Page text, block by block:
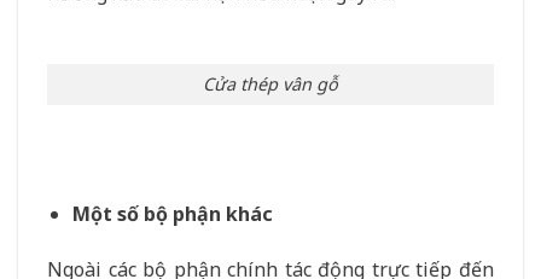
Cửa thép vân gỗ
Một số bộ phận khác
Ngoài các bộ phận chính tác động trực tiếp đến